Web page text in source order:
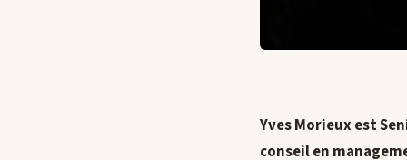
Yves Morieux est
conseil en